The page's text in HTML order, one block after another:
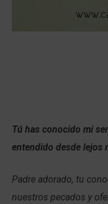
Tú has conocido mi
entendido desde lejos
Padre adorado, tu
nuestros pecados y